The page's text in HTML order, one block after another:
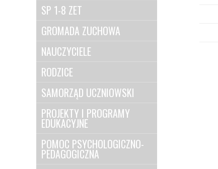
SP 1-8 ZET
GROMADA ZUCHOWA
NAUCZYCIELE
RODZICE
SAMORZĄD UCZNIOWSKI
PROJEKTY I PROGRAMY
EDUKACYJNE
POMOC PSYCHOLOGICZNO-
PEDAGOGICZNA